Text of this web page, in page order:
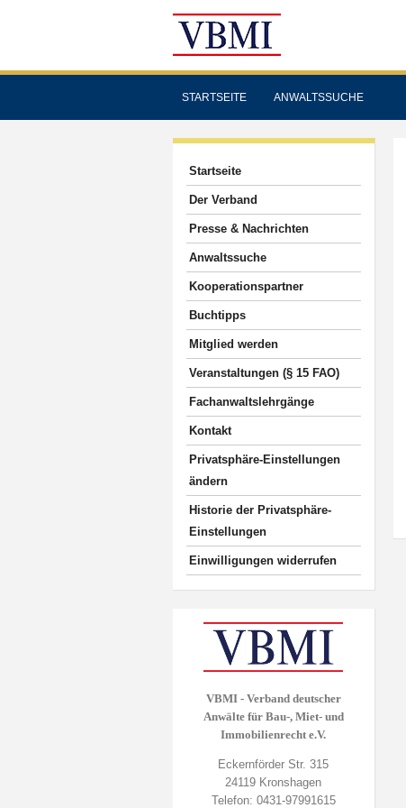
STARTSEITE ANWALTSSUCHE
Startseite
Der Verband
Presse & Nachrichten
Anwaltssuche
Kooperationspartner
Buchtipps
Mitglied werden
Veranstaltungen (§ 15 FAO)
Fachanwaltslehrgänge
Kontakt
Privatsphäre-Einstellungen
ändern
Historie der Privatsphäre-
Einstellungen
Einwilligungen widerrufen
VBMI - Verband deutscher
Anwälte für Bau-, Miet- und
Immobilienrecht e.V.
Eckernförder Str. 315
24119 Kronshagen
Telefon: 0431-97991615